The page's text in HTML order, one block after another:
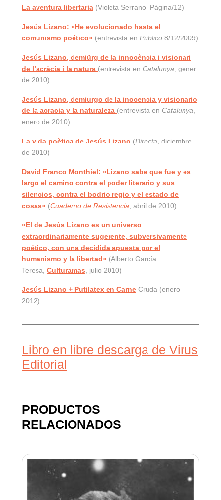
La aventura libertaria (Violeta Serrano, Página/12)
Jesús Lizano: «He evolucionado hasta el
comunismo poético» (entrevista en Público 8/12/2009)
Jesús Lizano, demiürg de la innocència i visionari
de l’acràcia i la natura (entrevista en Catalunya , gener
de 2010)
Jesús Lizano, demiurgo de la inocencia y visionario
de la acracia y la naturaleza (entrevista en Catalunya
enero de 2010)
La vida poètica de Jesús Lizano (Directa , diciembre
de 2010)
David Franco Monthiel: «Lizano sabe que fue y es
largo el camino contra el poder literario y sus
silencios, contra el bodrio regio y el estado de
cosas» (Cuaderno de Resistencia , abril de 2010)
«El de Jesús Lizano es un universo
extraordinariamente sugerente, subversivamente
poético, con una decidida apuesta por el
humanismo y la libertad» (Alberto García
Teresa, Culturamas , julio 2010)
Jesús Lizano + Putilatex en Carne Cruda (enero
2012)
Libro en libre descarga de Virus
Editorial
PRODUCTOS
RELACIONADOS